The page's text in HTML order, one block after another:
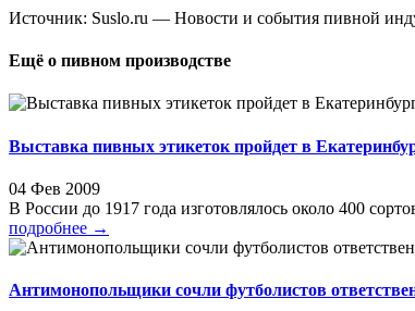
Источник: Suslo.ru — Новости и события пивной
Ещё о пивном производстве
Выставка пивных этикеток пройдет в
04 Фев 2009
В России до 1917 года изготовлялось около 400
подробнее →
Антимонопольщики сочли футболистов